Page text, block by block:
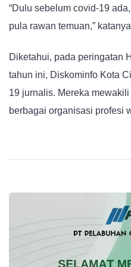
“Dulu sebelum covid-19
pula rawan temuan,”
Diketahui, pada peringatan
tahun ini, Diskominfo Kota
19 jurnalis. Mereka
berbagai organisasi profesi